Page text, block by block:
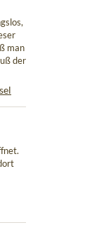
man
der